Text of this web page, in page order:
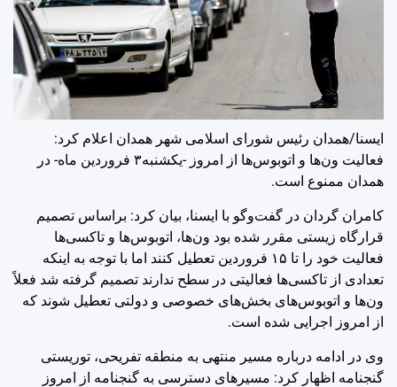
ایسنا/همدان رئیس شورای اسلامی شهر همدان اعلام کرد:
فعالیت ون‌ها و اتوبوس‌ها از امروز -یکشنبه۳ فروردین ماه- در
همدان ممنوع است.
کامران گردان در گفت‌وگو با ایسنا، بیان کرد: براساس تصمیم
قرارگاه زیستی مقرر شده بود ون‌ها، اتوبوس‌ها و تاکسی‌ها
فعالیت خود را تا ۱۵ فروردین تعطیل کنند اما با توجه به اینکه
تعدادی از تاکسی‌ها فعالیتی در سطح ندارند تصمیم گرفته شد فعلاً
ون‌ها و اتوبوس‌های بخش‌های خصوصی و ‌دولتی تعطیل شوند که
از امروز اجرایی شده است.
وی در ادامه درباره مسیر منتهی به منطقه تفریحی، توریستی
گنجنامه اظهار کرد: مسیرهای دسترسی به گنجنامه از امروز